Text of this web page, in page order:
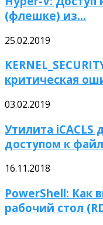
(флешке) из...
25.02.2019
критическая
03.02.2019
Утилита iCACLS
доступом к
16.11.2018
PowerShell: Как
рабочий стол